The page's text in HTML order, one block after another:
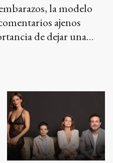
la modelo
ajenos
de dejar una